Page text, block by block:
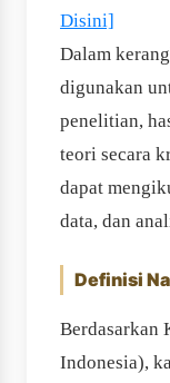
Disini]
Dalam
digunakan
penelitian,
teori secara
dapat
data, dan
Definisi
Berdasarkan
Indonesia),